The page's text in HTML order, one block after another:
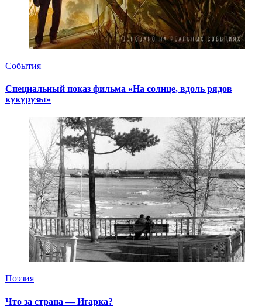
События
Специальный показ фильма «На солнце, вдоль рядов
кукурузы»
Поэзия
Что за страна — Игарка?